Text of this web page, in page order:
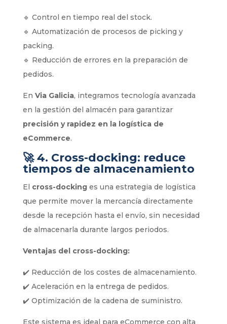
🔹 Control en tiempo real del stock.
🔹 Automatización de procesos de picking y
packing.
🔹 Reducción de errores en la preparación de
pedidos.
En Via Galicia, integramos tecnología avanzada
en la gestión del almacén para garantizar
precisión y rapidez en la logística de
eCommerce.
🚀4. Cross-docking: reduce
tiempos de almacenamiento
El cross-dockinges una estrategia de logística
que permite mover la mercancía directamente
desde la recepción hasta el envío, sin necesidad
de almacenarla durante largos periodos.
Ventajas del cross-docking:
✔️ Reducción de los costes de almacenamiento.
✔️ Aceleración en la entrega de pedidos.
✔️ Optimización de la cadena de suministro.
Este sistema es ideal para eCommerce con alta